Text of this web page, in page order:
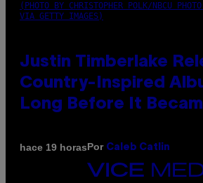
(PHOTO BY CHRISTOPHER POLK/NBCU
VIA GETTY IMAGES)
Justin Timberlake
Country-Inspired
Long Before It
hace 19 horasPor Caleb Catlin
VICE
MEDIA